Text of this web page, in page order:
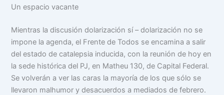
Un espacio vacante
Mientras la discusión dolarización sí – dolarización no se
impone la agenda, el Frente de Todos se encamina a salir
del estado de catalepsia inducida, con la reunión de hoy en
la sede histórica del PJ, en Matheu 130, de Capital Federal.
Se volverán a ver las caras la mayoría de los que sólo se
llevaron malhumor y desacuerdos a mediados de febrero.